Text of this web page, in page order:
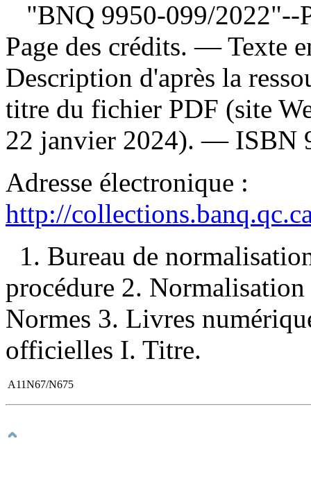
"BNQ 9950-099/2022"--
Page des crédits. — Texte
Description d'après la
titre du fichier PDF (site
22 janvier 2024). — ISBN
Adresse électronique :
http://
1. Bureau de
procédure 2.
Normes 3. Livres
officielles I. Titre.
A11N67/N675